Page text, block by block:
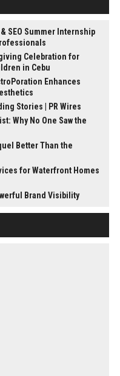
SEO Summer Internship
Celebration for
in Cebu
Enhances
Stories | PR Wires
Why No One Saw the
Better Than the
for Waterfront Homes
Brand Visibility